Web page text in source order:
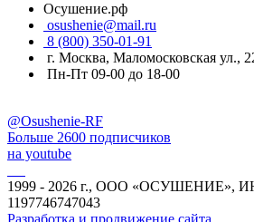
Осушение.рф
osushenie@mail.ru
8 (800) 350-01-91
г. Москва, Маломосковская ул.,
Пн-Пт 09-00 до 18-00
@Osushenie-RF
Больше 2600 подписчиков
на youtube
1999 - 2026 г., ООО «ОСУШЕНИЕ»,
1197746747043